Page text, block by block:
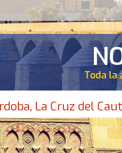
Toda la
La Cruz del